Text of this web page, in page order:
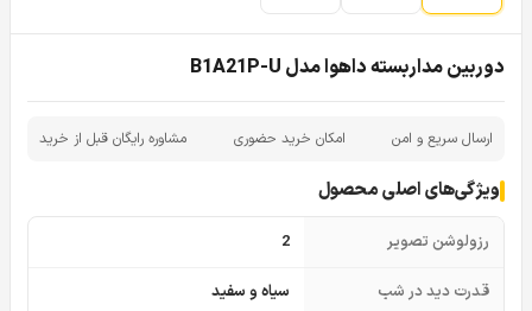
دوربین مداربسته داهوا مدل B1A21P-U
ارسال سریع و امن امکان خرید حضوری مشاوره رایگان قبل از خرید
ویژگی‌های اصلی محصول
رزولوشن تصویر 2
قدرت دید در شب سیاه و سفید